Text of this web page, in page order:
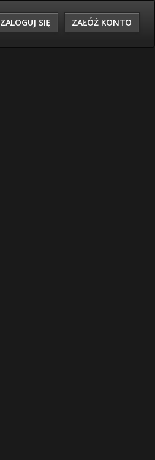
ZALOGUJ SIĘ ZAŁÓŻ KONTO